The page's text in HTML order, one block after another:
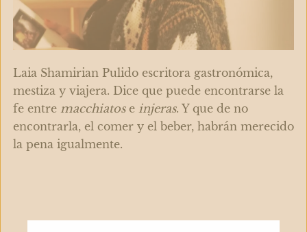
Laia Shamirian Pulido escritora gastronómica,
mestiza y viajera. Dice que puede encontrarse la
fe entre macchiatose injeras. Y que de no
encontrarla, el comer y el beber, habrán merecido
la pena igualmente.